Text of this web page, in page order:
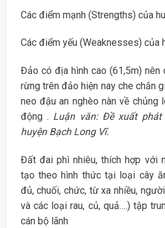
Các điểm mạnh (Strengths) của
Các điểm yếu (Weaknesses) của
Đảo có địa hình cao (61,5m) nên
rừng trên đảo hiện nay che chắn
neo đậu an nghèo nàn về chủng
động . Luận văn: Đề xuất
huyện Bạch Long Vĩ.
Đất đai phì nhiêu, thích hợp với
tạo theo hình thức tại loại cây
đủ, chuối, chức, từ xa nhiều,
và các loại rau, củ, quả….) tập
cán bộ lãnh